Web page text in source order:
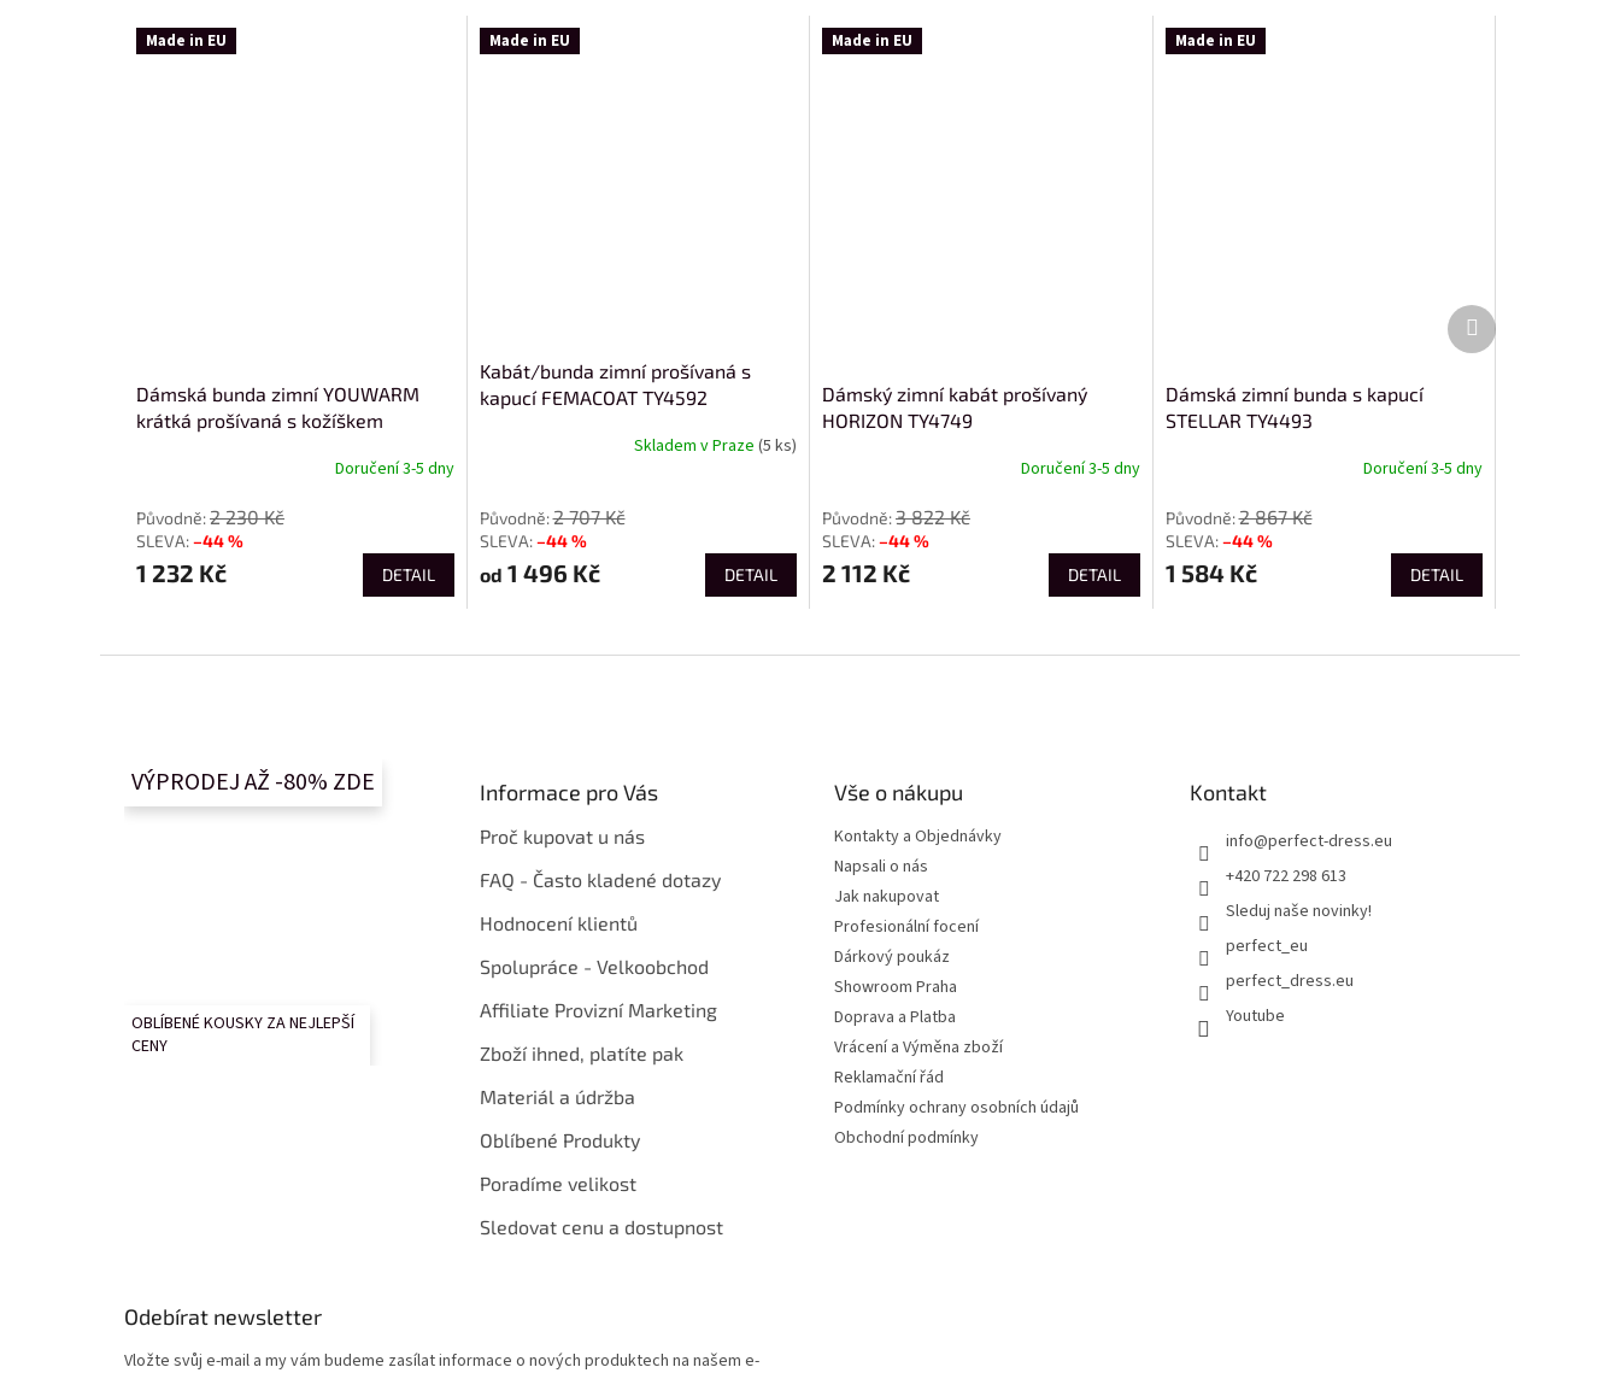
Made in EU
Dámská bunda zimní YOUWARM
krátká prošívaná s kožíškem
Doručení 3-5 dny
2 230 Kč
–44 %
1 232 Kč DETAIL
Made in EU
Kabát/bunda zimní prošívaná s
kapucí FEMACOAT TY4592
Skladem v Praze (5 ks)
2 707 Kč
–44 %
od 1 496 Kč DETAIL
Made in EU
Dámský zimní kabát prošívaný
HORIZON TY4749
Doručení 3-5 dny
3 822 Kč
–44 %
2 112 Kč DETAIL
Made in EU
Dámská zimní bunda s kapucí
STELLAR TY4493
Doručení 3-5 dny
2 867 Kč
–44 %
1 584 Kč DETAIL
Další
produkt
VÝPRODEJ AŽ -80% ZDE
OBLÍBENÉ KOUSKY ZA NEJLEPŠÍ
CENY
Informace pro Vás
Proč kupovat u nás
FAQ - Často kladené dotazy
Hodnocení klientů
Spolupráce - Velkoobchod
Affiliate Provizní Marketing
Zboží ihned, platíte pak
Materiál a údržba
Oblíbené Produkty
Poradíme velikost
Sledovat cenu a dostupnost
Vše o nákupu
Kontakty a Objednávky
Napsali o nás
Jak nakupovat
Profesionální focení
Dárkový poukáz
Showroom Praha
Doprava a Platba
Vrácení a Výměna zboží
Reklamační řád
Podmínky ochrany osobních údajů
Obchodní podmínky
Kontakt
info@perfect-dress.eu
+420 722 298 613
Sleduj naše novinky!
perfect_eu
perfect_dress.eu
Youtube
Odebírat newsletter
Vložte svůj e-mail a my vám budeme zasílat informace o nových produktech na našem e-